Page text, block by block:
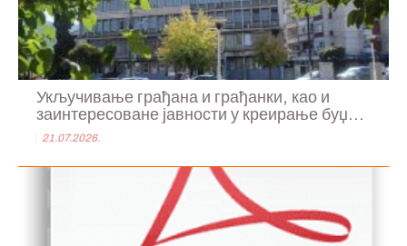
Укључивање грађана и грађанки, као и
заинтересоване јавности у креирање буџ...
21.07.2026.